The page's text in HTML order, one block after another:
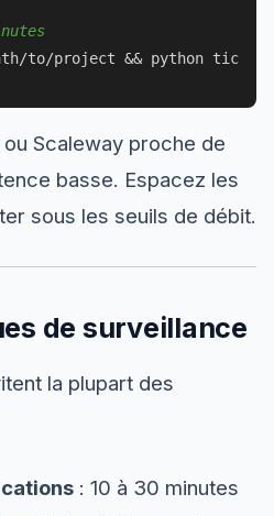
Scaleway proche de
basse. Espacez les
sous les seuils de débit.
de surveillance
la plupart des
: 10 à 30 minutes